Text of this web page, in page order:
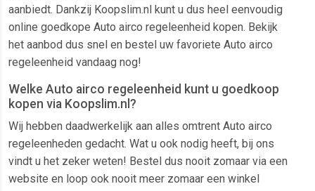
aanbiedt. Dankzij Koopslim.nl kunt u dus heel eenvoudig
online goedkope Auto airco regeleenheid kopen. Bekijk
het aanbod dus snel en bestel uw favoriete Auto airco
regeleenheid vandaag nog!
Welke Auto airco regeleenheid kunt u goedkoop
kopen via Koopslim.nl?
Wij hebben daadwerkelijk aan alles omtrent Auto airco
regeleenheden gedacht. Wat u ook nodig heeft, bij ons
vindt u het zeker weten! Bestel dus nooit zomaar via een
website en loop ook nooit meer zomaar een winkel